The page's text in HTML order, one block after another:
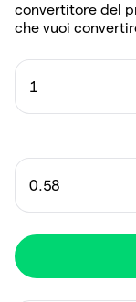
convertitore del
che vuoi